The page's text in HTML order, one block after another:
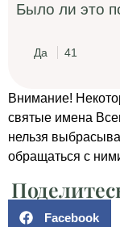
Было ли это
Да 41
Внимание!
святые имена
нельзя
обращаться с
Facebook